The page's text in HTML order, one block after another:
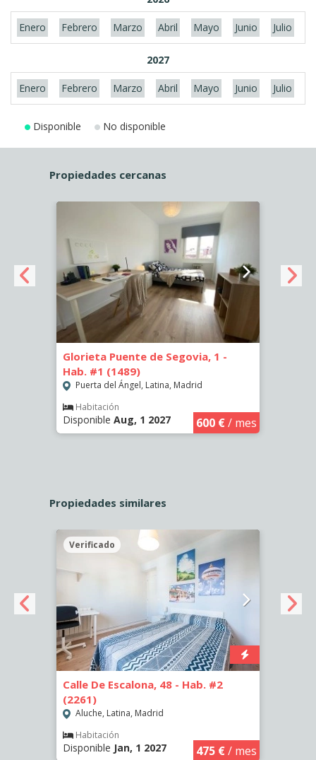
Enero Febrero Marzo Abril Mayo Junio Julio
2027
Enero Febrero Marzo Abril Mayo Junio Julio
Disponible No disponible
Propiedades cercanas
Glorieta Puente de Segovia, 1 -
Hab. #1 (1489)
Puerta del Ángel, Latina, Madrid
Habitación
Disponible Aug, 1 2027 600 €/ mes
Propiedades similares
Verificado
Calle De Escalona, 48 - Hab. #2
(2261)
Aluche, Latina, Madrid
Habitación
Disponible Jan, 1 2027 475 €/ mes